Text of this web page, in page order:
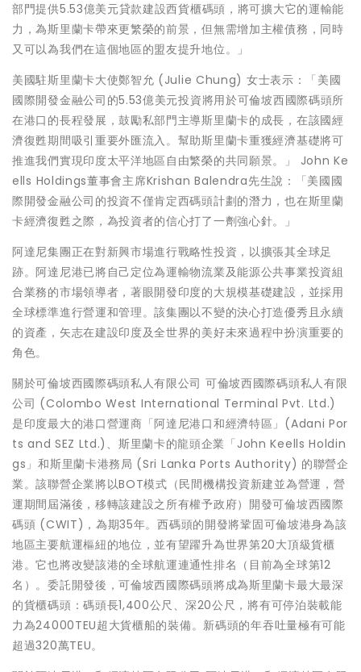
部門提供5.53億美元貸款建設西貨櫃碼頭，將可擴大它的運輸能
力，為斯里蘭卡帶來更繁榮的前景，但無需增加主權債務，同時
又可以為我們在這個地區的盟友提升地位。」
美國駐斯里蘭卡大使鄭智允 (Julie Chung) 女士表示：「美國
國際開發金融公司的5.53億美元投資將用於可倫坡西國際碼頭所
在港口的長程發展，鼓勵私部門主導斯里蘭卡的成長，在該國經
濟復甦期間吸引重要外匯流入。幫助斯里蘭卡重獲經濟基礎將可
推進我們實現印度太平洋地區自由繁榮的共同願景。」 John Ke
ells Holdings董事會主席Krishan Balendra先生說：「美國國
際開發金融公司的投資不僅肯定西碼頭計劃的潛力，也在斯里蘭
卡經濟復甦之際，為投資者的信心打了一劑強心針。」
阿達尼集團正在對新興市場進行戰略性投資，以擴張其全球足
跡。阿達尼港已將自己定位為運輸物流業及能源公共事業投資組
合業務的市場領導者，著眼開發印度的大規模基礎建設，並採用
全球標準進行營運和管理。該集團以不變的決心打造優秀且永續
的資產，矢志在建設印度及全世界的美好未來過程中扮演重要的
角色。
關於可倫坡西國際碼頭私人有限公司 可倫坡西國際碼頭私人有限
公司 (Colombo West International Terminal Pvt. Ltd.)
是印度最大的港口營運商「阿達尼港口和經濟特區」(Adani Por
ts and SEZ Ltd.)、斯里蘭卡的龍頭企業「John Keells Holdin
gs」和斯里蘭卡港務局 (Sri Lanka Ports Authority) 的聯營企
業。該聯營企業將以BOT模式（民間機構投資新建並為營運，營
運期間屆滿後，移轉該建設之所有權予政府）開發可倫坡西國際
碼頭 (CWIT)，為期35年。西碼頭的開發將鞏固可倫坡港身為該
地區主要航運樞紐的地位，並有望躍升為世界第20大頂級貨櫃
港。它也將改變該港的全球航運連通性排名（目前為全球第12
名）。委託開發後，可倫坡西國際碼頭將成為斯里蘭卡最大最深
的貨櫃碼頭：碼頭長1,400公尺、深20公尺，將有可停泊裝載能
力為24000TEU超大貨櫃船的裝備。新碼頭的年吞吐量極有可能
超過320萬TEU。